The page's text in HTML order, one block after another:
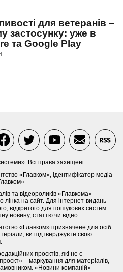
для ветеранів –
застосунку: уже в
та Google Play
Всі права захищені
«Главком», ідентифікатор медіа
та відеороликів «Главкома»
лінка на сайт. Для інтернет-видань
відкритого для пошукових систем
новину, статтю чи відео.
«Главком» призначене для осіб
ви підтверджуєте свою
проєктів, які не є
– маркування для матеріалів,
«Новини компаній» –